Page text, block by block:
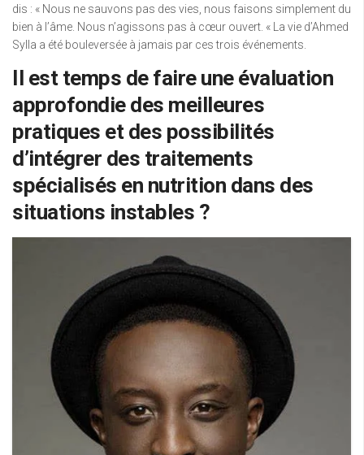
dis : « Nous ne sauvons pas des vies, nous faisons simplement du
bien à l’âme. Nous n’agissons pas à cœur ouvert. « La vie d’Ahmed
Sylla a été bouleversée à jamais par ces trois événements.
Il est temps de faire une évaluation
approfondie des meilleures
pratiques et des possibilités
d’intégrer des traitements
spécialisés en nutrition dans des
situations instables ?